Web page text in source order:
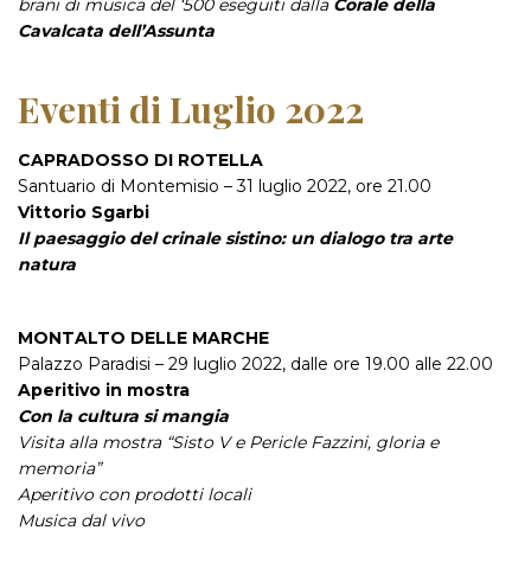
brani di musica del ‘500 eseguiti dalla Corale della
Cavalcata dell’Assunta
Eventi di Luglio 2022
CAPRADOSSO DI ROTELLA
Santuario di Montemisio – 31 luglio 2022, ore 21.00
Vittorio Sgarbi
Il paesaggio del crinale sistino: un dialogo tra arte
natura
MONTALTO DELLE MARCHE
Palazzo Paradisi – 29 luglio 2022, dalle ore 19.00 alle 22.00
Aperitivo in mostra
Con la cultura si mangia
Visita alla mostra “Sisto V e Pericle Fazzini, gloria e
memoria”
Aperitivo con prodotti locali
Musica dal vivo